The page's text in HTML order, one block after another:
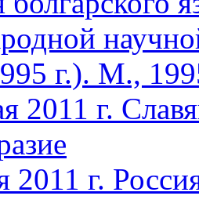
г.). М.,
2011 г.
2011 г.